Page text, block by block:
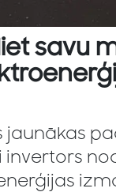
savu
jaunākas
invertors